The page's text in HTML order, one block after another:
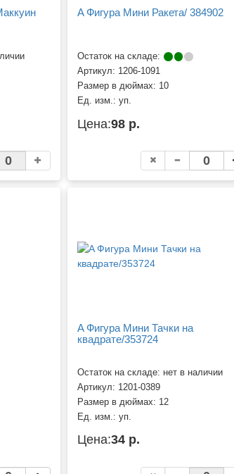
A Фигура Мини Ракета/ 384902
Остаток на складе:
Артикул: 1206-1091
Размер в дюймах: 10
Ед. изм.: уп.
Цена:98 р.
A Фигура Мини Тачки на
квадрате/353724
Остаток на складе: нет в наличии
Артикул: 1201-0389
Размер в дюймах: 12
Ед. изм.: уп.
Цена:34 р.